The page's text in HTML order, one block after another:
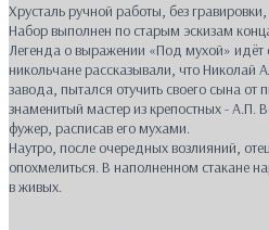
Хрусталь ручной работы, без
Набор выполнен по старым эскизам
Легенда о выражении «Под мухой» идёт
никольчане рассказывали, что Николай
завода, пытался отучить своего сына от
знаменитый мастер из крепостных - А.П.
фужер, расписав его мухами.
Наутро, после очередных возлияний,
опохмелиться. В наполненном стакане
в живых.